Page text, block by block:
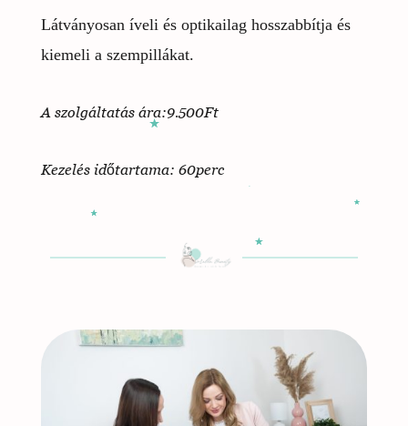
Látványosan íveli és optikailag hosszabbítja és
kiemeli a szempillákat.
A szolgáltatás ára:9.500Ft
Kezelés időtartama: 60perc